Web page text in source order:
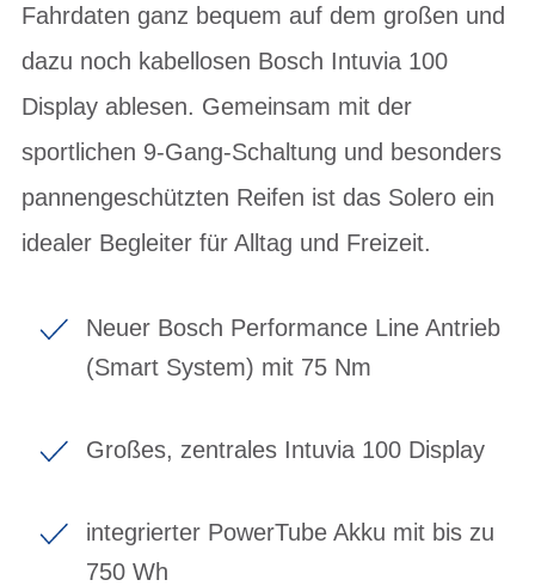
Fahrdaten ganz bequem auf dem großen und
dazu noch kabellosen Bosch Intuvia 100
Display ablesen. Gemeinsam mit der
sportlichen 9-Gang-Schaltung und besonders
pannengeschützten Reifen ist das Solero ein
idealer Begleiter für Alltag und Freizeit.
Neuer Bosch Performance Line Antrieb
(Smart System) mit 75 Nm
Großes, zentrales Intuvia 100 Display
integrierter PowerTube Akku mit bis zu
750 Wh